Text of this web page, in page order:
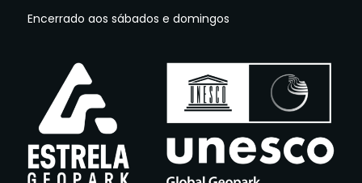
Encerrado aos sábados e domingos